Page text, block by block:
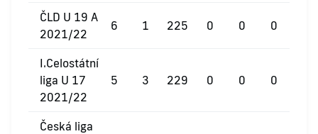
ČLD U 19 A
2021/22
6 1 225 0 0 0
I.Celostátní
liga U 17
2021/22
5 3 229 0 0 0
Česká liga